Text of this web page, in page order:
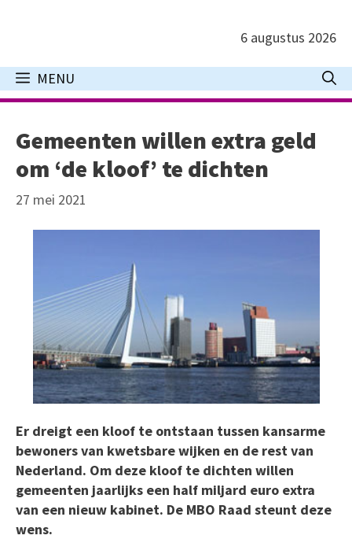
inhoud
6 augustus 2026
MENU
Gemeenten willen extra geld
om ‘de kloof’ te dichten
27 mei 2021
Er dreigt een kloof te ontstaan tussen kansarme
bewoners van kwetsbare wijken en de rest van
Nederland. Om deze kloof te dichten willen
gemeenten jaarlijks een half miljard euro extra
van een nieuw kabinet. De MBO Raad steunt deze
wens.